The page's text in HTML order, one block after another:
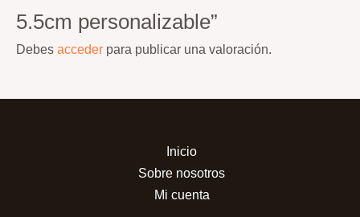
5.5cm personalizable”
Debes acceder para publicar una valoración.
Inicio
Sobre nosotros
Mi cuenta